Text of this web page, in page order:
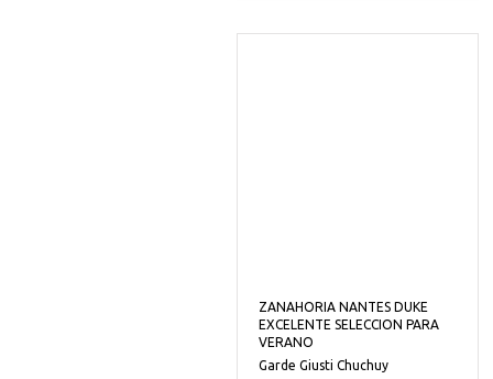
ZANAHORIA NANTES DUKE
EXCELENTE SELECCION PARA
VERANO
Garde Giusti Chuchuy